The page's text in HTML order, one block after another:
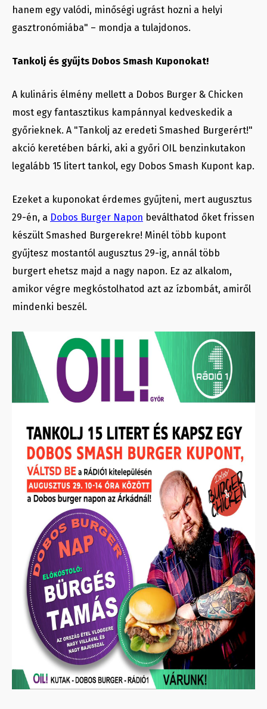
hanem egy valódi, minőségi ugrást hozni a helyi
gasztronómiába" – mondja a tulajdonos.
Tankolj és gyűjts Dobos Smash Kuponokat!
A kulináris élmény mellett a Dobos Burger & Chicken
most egy fantasztikus kampánnyal kedveskedik a
győrieknek. A "Tankolj az eredeti Smashed Burgerért!"
akció keretében bárki, aki a győri OIL benzinkutakon
legalább 15 litert tankol, egy Dobos Smash Kupont kap.
Ezeket a kuponokat érdemes gyűjteni, mert augusztus
29-én, a Dobos Burger Napon beválthatod őket frissen
készült Smashed Burgerekre! Minél több kupont
gyűjtesz mostantól augusztus 29-ig, annál több
burgert ehetsz majd a nagy napon. Ez az alkalom,
amikor végre megkóstolhatod azt az ízbombát, amiről
mindenki beszél.